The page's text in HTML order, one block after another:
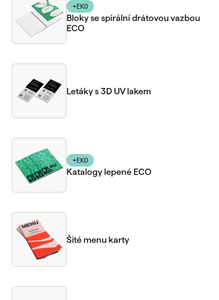
•EKO
Bloky se spirální drátovou vazbou
ECO
Letáky s 3D UV lakem
•EKO
Katalogy lepené ECO
Šité menu karty